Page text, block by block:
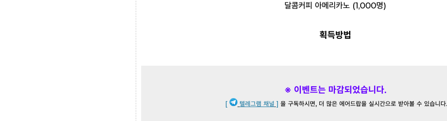
달콤커피 아메리카노 (1,000명)
획득방법
※ 이벤트는 마감되었습니다.
[ 텔레그램 채널 ] 을 구독하시면, 더 많은 에어드랍을 실시간으로 받아볼 수 있습니다.